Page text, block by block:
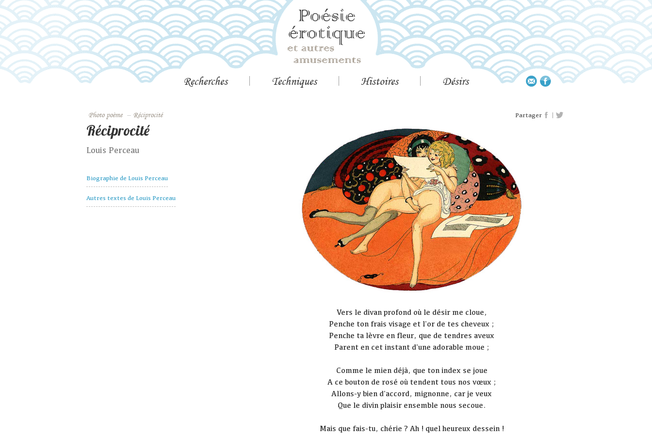
Recherches Techniques Histoires Désirs
Photo poème – Réciprocité Partager |
Réciprocité
Louis Perceau
Biographie de Louis Perceau
Autres textes de Louis Perceau
Vers le divan profond où le désir me cloue,
Penche ton frais visage et l'or de tes cheveux ;
Penche ta lèvre en fleur, que de tendres aveux
Parent en cet instant d'une adorable moue ;
Comme le mien déjà, que ton index se joue
A ce bouton de rosé où tendent tous nos vœux ;
Allons-y bien d'accord, mignonne, car je veux
Que le divin plaisir ensemble nous secoue.
Mais que fais-tu, chérie ? Ah ! quel heureux dessein !